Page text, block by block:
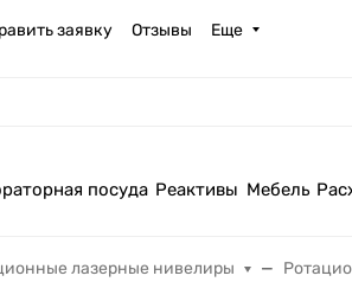
заявку Отзывы Еще
посуда Реактивы Мебель
лазерные нивелиры